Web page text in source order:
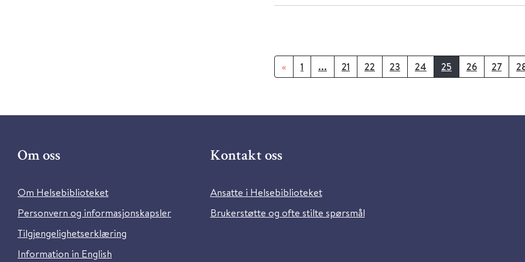
« 1 ... 21 22 23 24 25 26 27
Om oss
Om Helsebiblioteket
Personvern og informasjonskapsler
Tilgjengelighetserklæring
Information in English
Kontakt oss
Ansatte i Helsebiblioteket
Brukerstøtte og ofte stilte spørsmål